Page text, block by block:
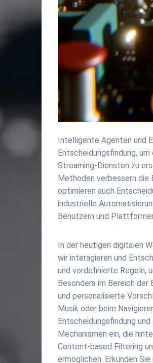
Intelligente Agenten und
Entscheidungsfindung,
Streaming-Diensten zu
Methoden verbessern die
optimieren auch
industrielle
Benutzern und
In der heutigen digitalen
wir interagieren und
und vordefinierte Regeln,
Besonders im Bereich
und personalisierte
Musik oder beim
Entscheidungsfindung
Mechanismen ein, die
Content-based Filtering
ermöglichen. Erkunden